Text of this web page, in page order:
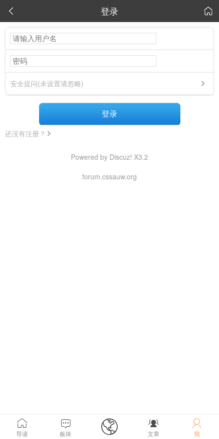
 登录 
安全提问(未设置请忽略)
登录
还没有注册？

导读

板块  
文章

我
Powered by Discuz! X3.2
forum.cssauw.org